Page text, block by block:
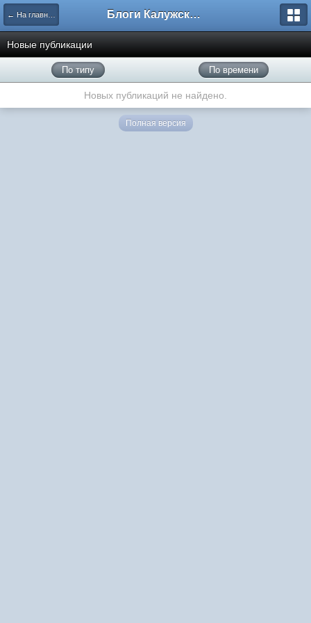
← На главную Блоги Калужского перекрестка
Новые публикации
По типу По времени
Новых публикаций не найдено.
Полная версия